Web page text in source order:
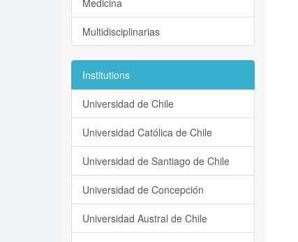
Medicina
Multidisciplinarias
Institutions
Universidad de Chile
Universidad Católica de Chile
Universidad de Santiago de Chile
Universidad de Concepción
Universidad Austral de Chile